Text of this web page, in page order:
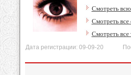
Смотреть всю
Смотреть все
Смотреть все
Дата регистрации: 09-09-20